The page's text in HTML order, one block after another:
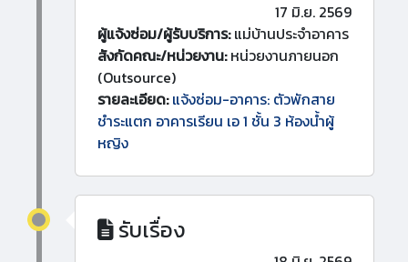
17 มิ.ย. 2569
ผู้แจ้งซ่อม/ผู้รับบริการ:แม่บ้านประจำอาคาร
สังกัดคณะ/หน่วยงาน:หน่วยงานภายนอก
(Outsource)
รายละเอียด: แจ้งซ่อม-อาคาร: ตัวพักสาย
ชำระแตก อาคารเรียน เอ 1 ชั้น 3 ห้องน้ำผู้
หญิง
รับเรื่อง